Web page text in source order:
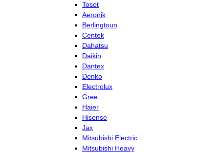
Tosot
Aeronik
Berlingtoun
Centek
Dahatsu
Daikin
Dantex
Denko
Electrolux
Gree
Haier
Hisense
Jax
Mitsubishi Electric
Mitsubishi Heavy